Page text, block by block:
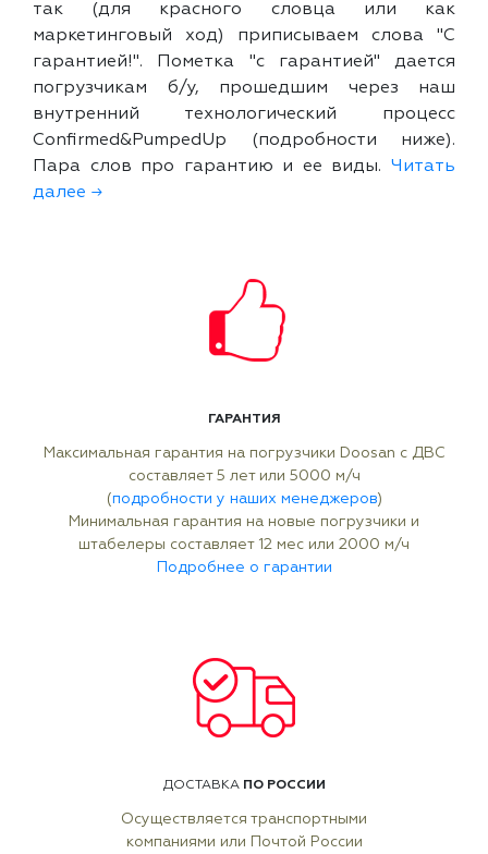
так (для красного словца или как
маркетинговый ход) приписываем слова "С
гарантией!". Пометка "с гарантией" дается
погрузчикам б/у, прошедшим через наш
внутренний технологический процесс
Confirmed&PumpedUp (подробности ниже).
Пара слов про гарантию и ее виды. Читать
далее →
ГАРАНТИЯ
Максимальная гарантия на погрузчики Doosan с ДВС
составляет 5 лет или 5000 м/ч
(подробности у наших менеджеров)
Минимальная гарантия на новые погрузчики и
штабелеры составляет 12 мес или 2000 м/ч
Подробнее о гарантии
ДОСТАВКА ПО РОССИИ
Осуществляется транспортными
компаниями или Почтой России